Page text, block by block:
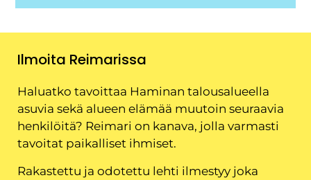
Ilmoita Reimarissa
Haluatko tavoittaa Haminan talousalueella
asuvia sekä alueen elämää muutoin seuraavia
henkilöitä? Reimari on kanava, jolla varmasti
tavoitat paikalliset ihmiset.
Rakastettu ja odotettu lehti ilmestyy joka